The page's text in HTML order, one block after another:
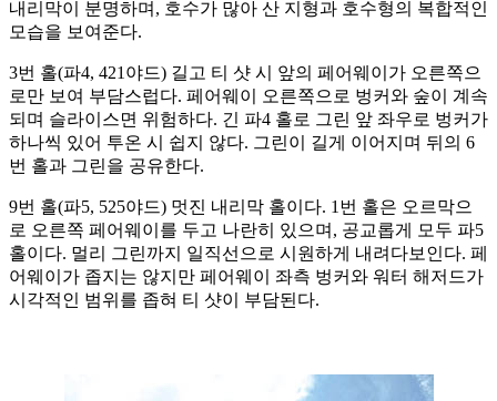
내리막이 분명하며, 호수가 많아 산 지형과 호수형의 복합적인
모습을 보여준다.
3번 홀(파4, 421야드) 길고 티 샷 시 앞의 페어웨이가 오른쪽으
로만 보여 부담스럽다. 페어웨이 오른쪽으로 벙커와 숲이 계속
되며 슬라이스면 위험하다. 긴 파4 홀로 그린 앞 좌우로 벙커가
하나씩 있어 투온 시 쉽지 않다. 그린이 길게 이어지며 뒤의 6
번 홀과 그린을 공유한다.
9번 홀(파5, 525야드) 멋진 내리막 홀이다. 1번 홀은 오르막으
로 오른쪽 페어웨이를 두고 나란히 있으며, 공교롭게 모두 파5
홀이다. 멀리 그린까지 일직선으로 시원하게 내려다보인다. 페
어웨이가 좁지는 않지만 페어웨이 좌측 벙커와 워터 해저드가
시각적인 범위를 좁혀 티 샷이 부담된다.